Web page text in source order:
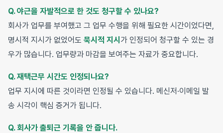
Q. 야근을 자발적으로 한 것도 청구할 수 있나요?
회사가 업무를 부여했고 그 업무 수행을 위해 필요한 시간이었다면,
명시적 지시가 없었어도 묵시적 지시 가 인정되어 청구할 수 있는 경
우가 많습니다. 업무량과 마감을 보여주는 자료가 중요합니다.
Q. 재택근무 시간도 인정되나요?
업무 지시에 따른 것이라면 인정될 수 있습니다. 메신저·이메일 발
송 시각이 핵심 증거가 됩니다.
Q. 회사가 출퇴근 기록을 안 줍니다.